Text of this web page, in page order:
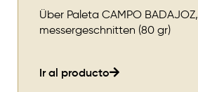
Über Paleta CAMPO BADAJOZ,
messergeschnitten (80 gr)
Ir al producto